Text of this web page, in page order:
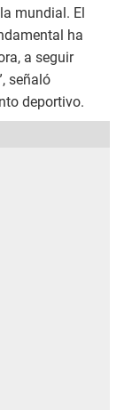
mundial. El
ha
a seguir
señaló
deportivo.